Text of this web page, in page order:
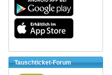
Tauschticket-Forum